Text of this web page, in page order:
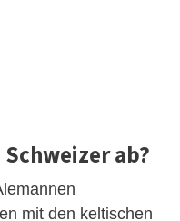
ab?
mit den keltischen